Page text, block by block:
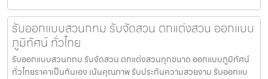
รับออกแบบสวนกทม รับจัดสวน ตกแต่งสวน ออกแบบ
ภูมิทัศน์ ทั่วไทย
รับออกแบบสวนกทม รับจัดสวน ตกแต่งสวนทุกขนาด ออกแบบภูมิทัศน์
ทั่วไทยราคาเป็นกันเอง เน้นคุณภาพ รับประกันความสวยงาม รับออกแบ